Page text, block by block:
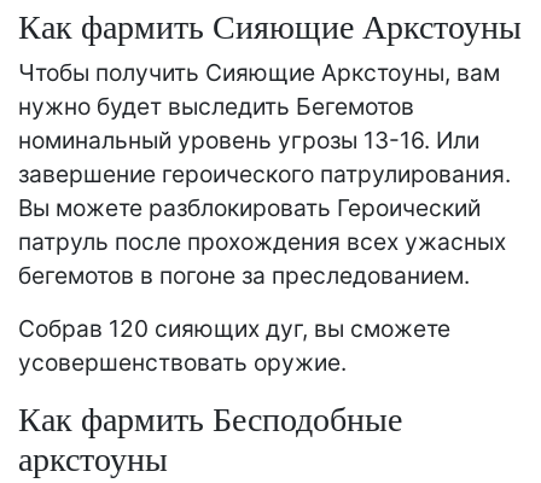
Как фармить Сияющие Аркстоуны
Чтобы получить Сияющие Аркстоуны, вам
нужно будет выследить Бегемотов
номинальный уровень угрозы 13-16. Или
завершение героического патрулирования.
Вы можете разблокировать Героический
патруль после прохождения всех ужасных
бегемотов в погоне за преследованием.
Собрав 120 сияющих дуг, вы сможете
усовершенствовать оружие.
Как фармить Бесподобные
аркстоуны